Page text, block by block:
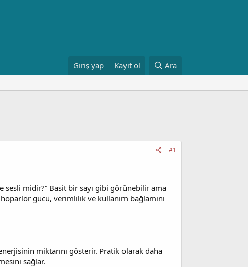
Giriş yap Kayıt ol Ara
#1
sesli midir?” Basit bir sayı gibi görünebilir ama
gücü, verimlilik ve kullanım bağlamını
miktarını gösterir. Pratik olarak daha
sağlar.